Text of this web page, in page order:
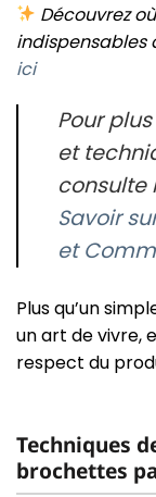
Découvrez
indispensables
ici
Pour
et
consulte
Savoir
et
Plus qu’un
un art de vivre,
respect du
Techniques
brochettes